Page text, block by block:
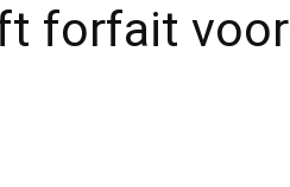
forfait voor